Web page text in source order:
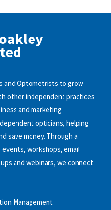
and Optometrists to grow
other independent practices.
and marketing
opticians, helping
save money. Through a
workshops, email
and webinars, we connect
Management